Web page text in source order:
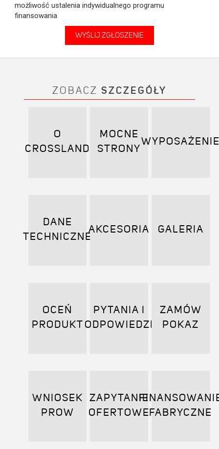
możliwość ustalenia indywidualnego programu
finansowania
WYŚLIJ ZGŁOSZENIE
ZOBACZ SZCZEGÓŁY
O
CROSSLAND
MOCNE
STRONY
DANE
TECHNICZNE
AKCESORIA GALERIA
OCEŃ
PRODUKT
PYTANIA I
ODPOWIEDZI
ZAMÓW
POKAZ
WNIOSEK
PROW
ZAPYTANIE
OFERTOWEFABRYCZNE